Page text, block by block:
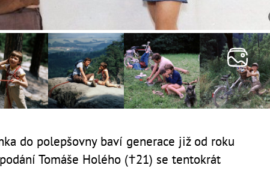
do polepšovny baví generace již od roku
Tomáše Holého (†21) se tentokrát